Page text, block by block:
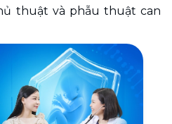
thuật và phẫu thuật can